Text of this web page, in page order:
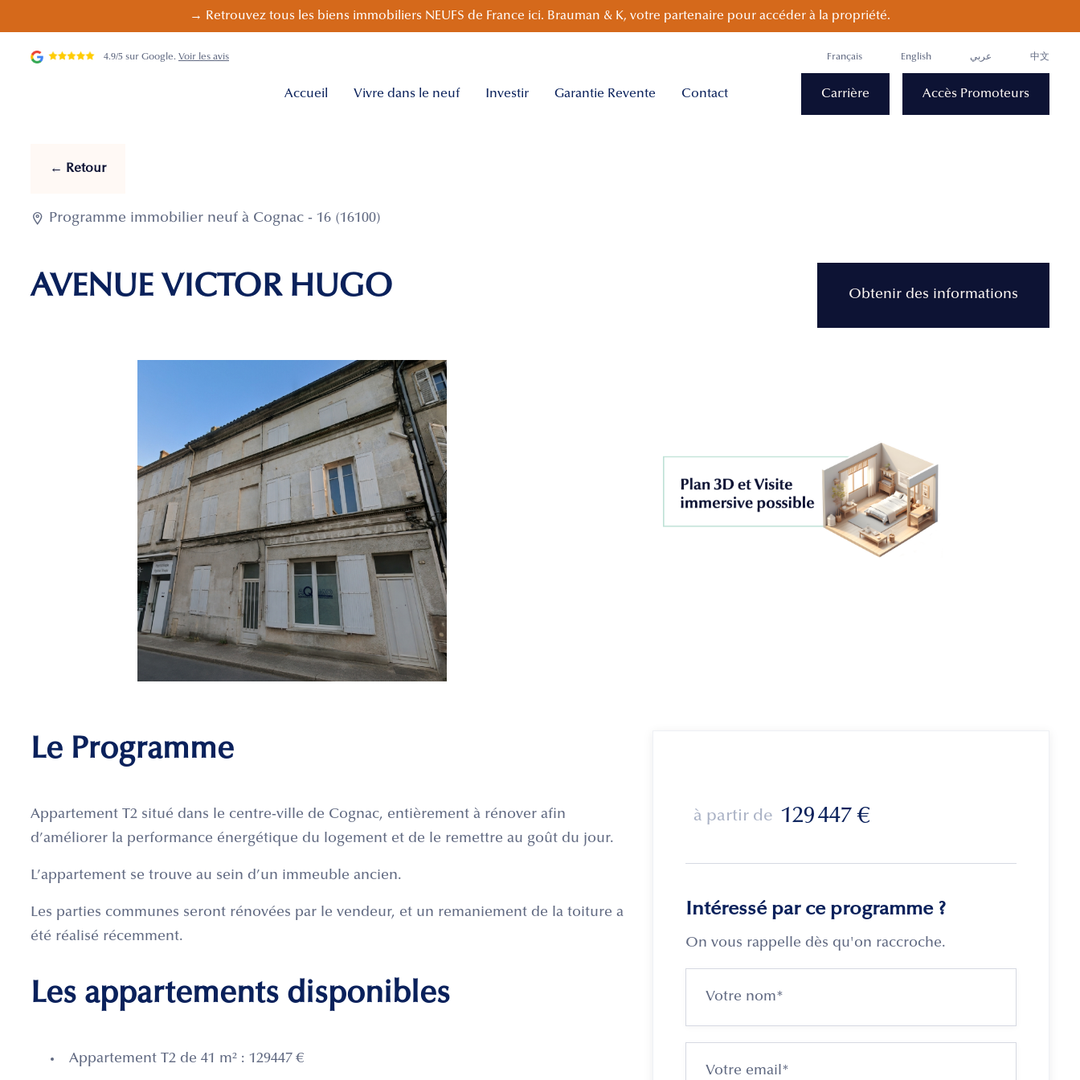
→ Retrouvez tous les biens immobiliers NEUFS de France ici. Brauman & K, votre partenaire pour accéder à la propriété.
4.9/5 sur Google. Voir les avis Français English عربي 中文
Accueil Vivre dans le neuf Investir Garantie Revente Contact Carrière Accès Promoteurs
← Retour
 Programme immobilier neuf à Cognac - 16 (16100)
AVENUE VICTOR HUGO Obtenir des informations
Le Programme
Appartement T2 situé dans le centre-ville de Cognac, entièrement à rénover afin
d’améliorer la performance énergétique du logement et de le remettre au goût du jour.
L’appartement se trouve au sein d’un immeuble ancien.
Les parties communes seront rénovées par le vendeur, et un remaniement de la toiture a
été réalisé récemment.
Les appartements disponibles
Appartement T2 de 41 m² : 129447 €
à partir de 129 447 €
Intéressé par ce programme ?
On vous rappelle dès qu'on raccroche.